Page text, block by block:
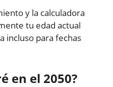
y la calculadora
tu edad actual
incluso para fechas
en el 2050?